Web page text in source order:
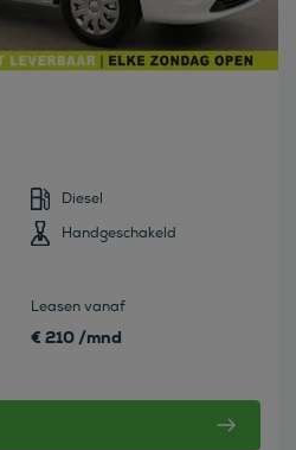
Diesel
Handgeschakeld
Leasen vanaf
€ 210 /mnd